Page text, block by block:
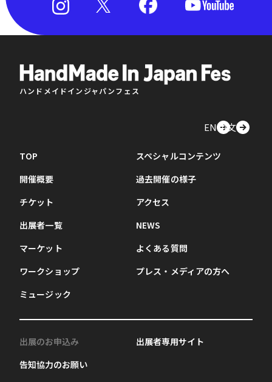
ハンドメイドインジャパンフェス
EN中文
TOP
開催概要
チケット
出展者一覧
マーケット
ワークショップ
ミュージック
スペシャルコンテンツ
過去開催の様子
アクセス
NEWS
よくある質問
プレス・メディアの方へ
出展のお申込み
告知協力のお願い
出展者専用サイト